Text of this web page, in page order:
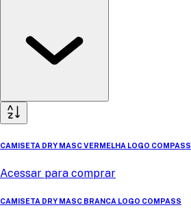
CAMISETA DRY MASC VERMELHA LOGO COMPASS
Acessar para comprar
CAMISETA DRY MASC BRANCA LOGO COMPASS